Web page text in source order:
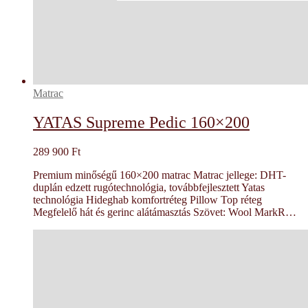
Matrac
YATAS Supreme Pedic 160×200
289 900 Ft
Premium minőségű 160×200 matrac Matrac jellege: DHT-
duplán edzett rugótechnológia, továbbfejlesztett Yatas
technológia Hideghab komfortréteg Pillow Top réteg
Megfelelő hát és gerinc alátámasztás Szövet: Wool MarkR…